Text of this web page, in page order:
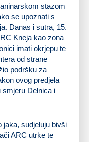
stazom
se upoznati s
Danas i sutra, 15.
Kneja kao zona
imati okrjepu te
od strane
podršku za
ovog predjela
smjeru Delnica i
jaka, sudjeluju bivši
ARC utrke te